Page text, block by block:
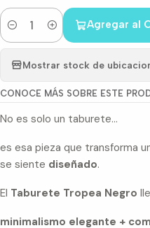
Cantidad
Agregar al
Mostrar stock de
CONOCE MÁS SOBRE ESTE
No es solo un taburete…
es esa pieza que transforma
se siente diseñado.
El Taburete Tropea Negro
minimalismo elegante +